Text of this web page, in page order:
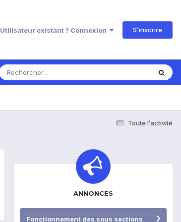
Utilisateur existant ? Connexion S’inscrire
Toute l’activité
ANNONCES
Fonctionnement des sous sections